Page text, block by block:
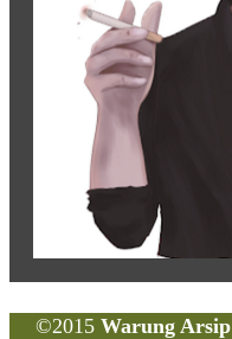
©2015 Warung Arsip